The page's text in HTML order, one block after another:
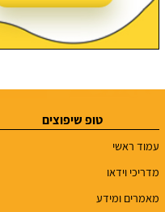
טופ שיפוצים
עמוד ראשי
מדריכי וידאו
מאמרים ומידע